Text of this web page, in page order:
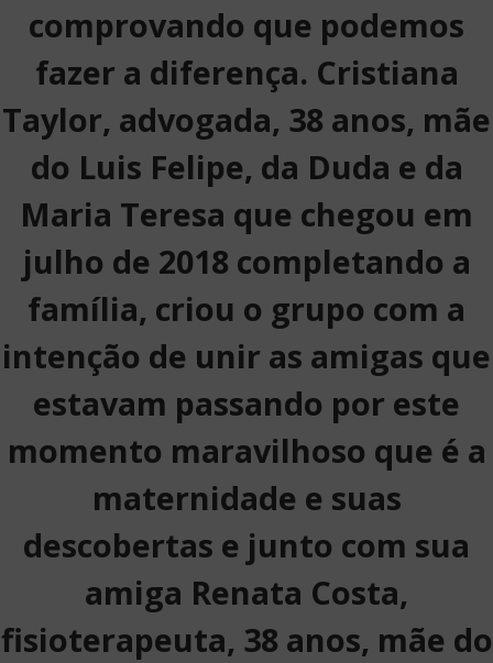
comprovando que podemos
fazer a diferença. Cristiana
Taylor, advogada, 38 anos, mãe
do Luis Felipe, da Duda e da
Maria Teresa que chegou em
julho de 2018 completando a
família, criou o grupo com a
intenção de unir as amigas que
estavam passando por este
momento maravilhoso que é a
maternidade e suas
descobertas e junto com sua
amiga Renata Costa,
fisioterapeuta, 38 anos, mãe do